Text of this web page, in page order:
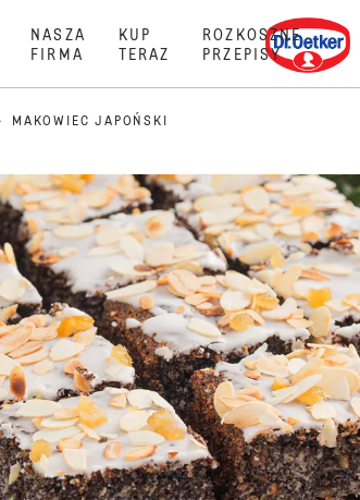
NASZA
FIRMA
KUP
TERAZ
ROZKOSZNE
PRZEPISY
Dr.
MAKOWIEC JAPOŃSKI